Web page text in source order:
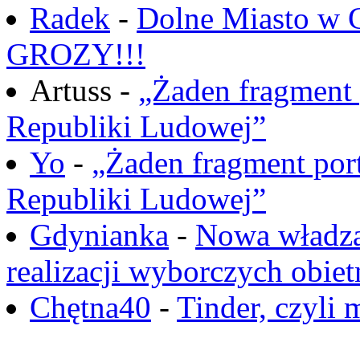
Radek - Dolne Miasto w
GROZY!!!
Artuss - „Żaden
Republiki Ludowej”
Yo - „Żaden fragment
Republiki Ludowej”
Gdynianka - Nowa
realizacji wyborczych
Chętna40 - Tinder, czyli